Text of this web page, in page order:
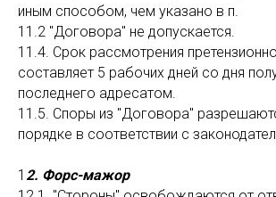
иным способом, чем указано в п.
11.2 "Договора" не допускается.
11.4. Срок рассмотрения
составляет 5 рабочих дней со дня
последнего адресатом.
11.5. Споры из "Договора"
порядке в соответствии с
1 2. Форс-мажор